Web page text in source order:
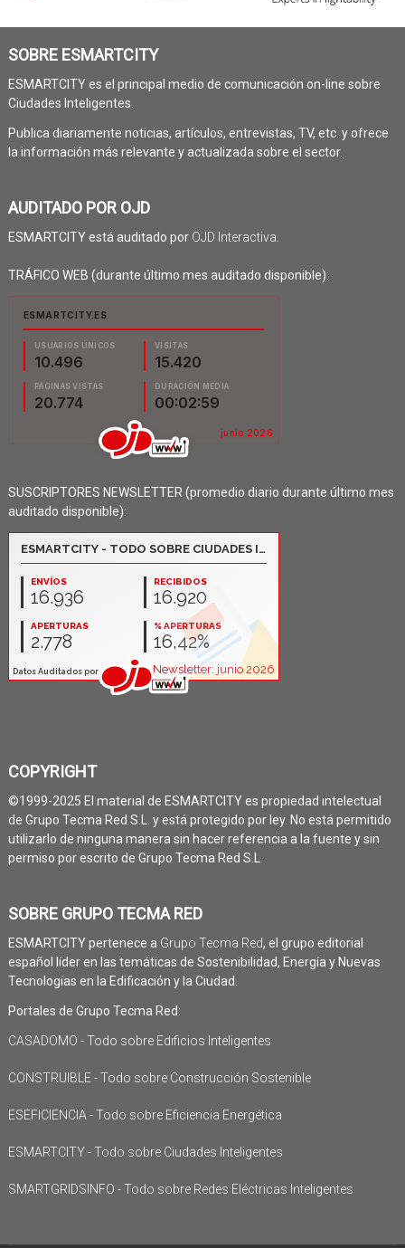
SOBRE ESMARTCITY
ESMARTCITY es el principal medio de comunicación on-line sobre
Ciudades Inteligentes.
Publica diariamente noticias, artículos, entrevistas, TV, etc. y ofrece
la información más relevante y actualizada sobre el sector.
AUDITADO POR OJD
ESMARTCITY está auditado por OJD Interactiva
TRÁFICO WEB (durante último mes auditado disponible):
SUSCRIPTORES NEWSLETTER (promedio diario durante último mes
auditado disponible):
COPYRIGHT
©1999-2025 El material de ESMARTCITY es propiedad intelectual
de Grupo Tecma Red S.L. y está protegido por ley. No está permitido
utilizarlo de ninguna manera sin hacer referencia a la fuente y sin
permiso por escrito de Grupo Tecma Red S.L.
SOBRE GRUPO TECMA RED
ESMARTCITY pertenece a Grupo Tecma Red, el grupo editorial
español líder en las temáticas de Sostenibilidad, Energía y Nuevas
Tecnologías en la Edificación y la Ciudad.
Portales de Grupo Tecma Red:
CASADOMO - Todo sobre Edificios Inteligentes
CONSTRUIBLE - Todo sobre Construcción Sostenible
ESEFICIENCIA - Todo sobre Eficiencia Energética
ESMARTCITY - Todo sobre Ciudades Inteligentes
SMARTGRIDSINFO - Todo sobre Redes Eléctricas Inteligentes